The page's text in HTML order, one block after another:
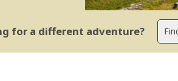
for a different adventure?